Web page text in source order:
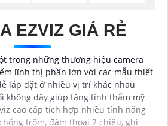
EZVIZ GIÁ RẺ
trong những thương hiệu camera
lĩnh thị phần lớn với các mẫu thiết
lắp đặt ở nhiều vị trí khác nhau
không dây giúp tăng tính thẩm mỹ
cao cấp tích hợp nhiều tính năng
trộm, đàm thoại 2 chiều, ghi